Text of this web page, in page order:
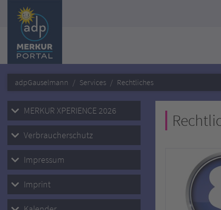
adpGauselmann Services Rechtliches
MERKUR XPERIENCE 2026
Verbraucherschutz
Impressum
Imprint